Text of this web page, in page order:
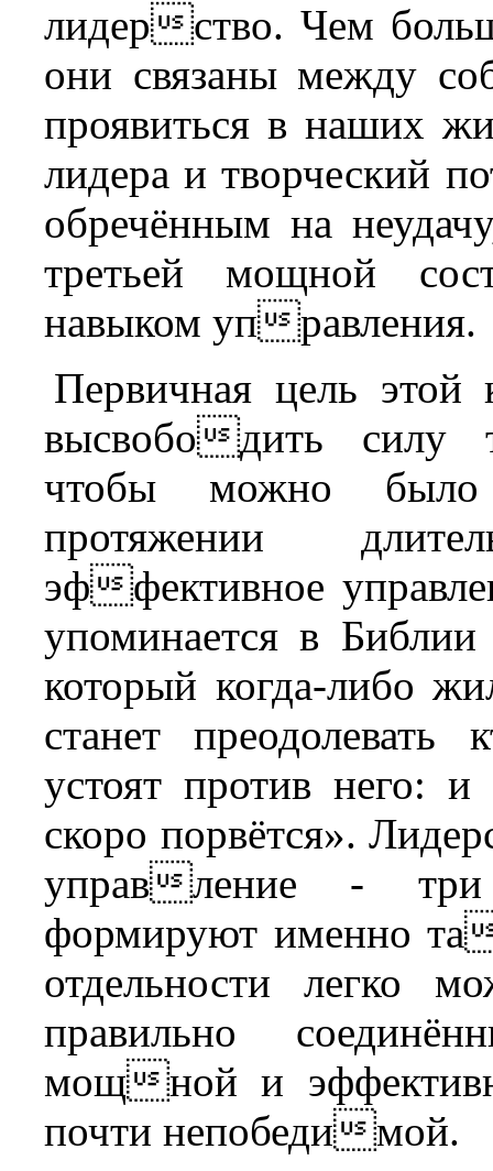
лидерство. Чем
они связаны между
проявиться в наших
лидера и творческий
обречённым на
третьей мощной
навыком управления.
Первичная цель
высвободить силу
чтобы можно
протяжении
эффективное
упоминается в
который когда-либо
станет
устоят против него: и
скоро порвётся».
управление - три
формируют именно
отдельности легко
правильно
мощной и
почти непобедимой.